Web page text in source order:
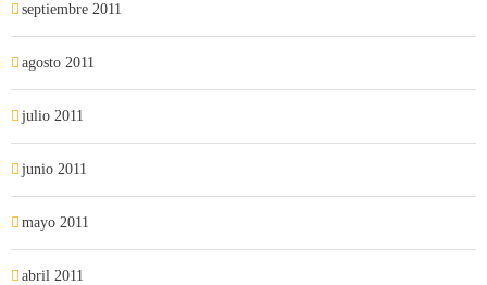
septiembre 2011
agosto 2011
julio 2011
junio 2011
mayo 2011
abril 2011